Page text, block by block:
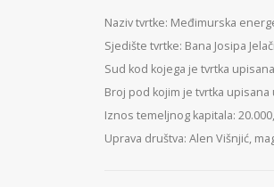
Naziv tvrtke: Međimurska
Sjedište tvrtke: Bana Josipa
Sud kod kojega je tvrtka
Broj pod kojim je tvrtka upisana
Iznos temeljnog kapitala:
Uprava društva: Alen Višnjić,